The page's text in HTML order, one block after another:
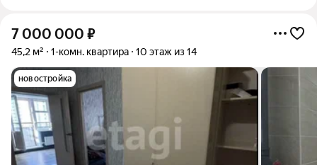
7 000 000 ₽
45,2 м² 1-комн. квартира 10 этаж из 14
новостройка